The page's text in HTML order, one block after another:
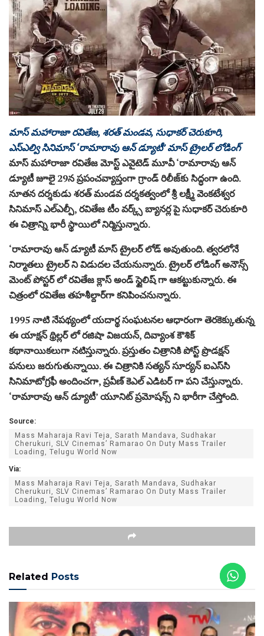
మాస్ మహారాజా రవితేజ, శరత్ మండవ, సుధాకర్ చెరుకూరి,
ఎస్ఎల్వి సినిమాస్ ‘రామారావు ఆన్ డ్యూటీ’ మాస్ ట్రైలర్ లోడింగ్
మాస్ మహారాజా రవితేజ మోస్ట్ ఎవైటెడ్ మూవీ ‘రామారావు ఆన్
డ్యూటీ జూలై 29న ప్రపంచవ్యాప్తంగా గ్రాండ్ రిలీజ్‌కు సిద్ధంగా ఉంది.
నూతన దర్శకుడు శరత్ మండవ దర్శకత్వంలో శ్రీ లక్ష్మీ వెంకటేశ్వర
సినిమాస్ ఎల్ఎల్పీ, రవితేజ టీం వర్క్స్ బ్యానర్ల పై సుధాకర్ చెరుకూరి
ఈ చిత్రాన్ని భారీ స్థాయిలో నిర్మిస్తున్నారు.
‘రామారావు ఆన్ డ్యూటీ మాస్ ట్రైలర్ లోడ్ అవుతుంది. త్వరలోనే
నిర్మాతలు ట్రైలర్ ని విడుదల చేయనున్నారు. ట్రైలర్ లోడింగ్ అనౌన్స్
మెంట్ పోస్టర్ లో రవితేజ క్లాస్ అండ్ స్టైలిష్ గా ఆకట్టుకున్నారు. ఈ
చిత్రంలో రవితేజ తహశీల్దార్‌గా కనిపించనున్నారు.
1995 నాటి నేపథ్యంలో యదార్థ సంఘటనల ఆధారంగా తెరకెక్కుతున్న
ఈ యాక్షన్ థ్రిల్లర్ లో రజిషా విజయన్, దివ్యాంశ కౌశిక్‌
కథానాయికలుగా నటిస్తున్నారు. ప్రస్తుతం చిత్రానికి పోస్ట్ ప్రొడక్షన్
పనులు జరుగుతున్నాయి. ఈ చిత్రానికి సత్యన్ సూర్యన్ ఐఎస్‌సి
సినిమాటోగ్రఫీ అందించగా, ప్రవీణ్ కెఎల్ ఎడిటర్ గా పని చేస్తున్నారు.
‘రామారావు ఆన్ డ్యూటీ’ యూనిట్ ప్రమోషన్స్ ని భారీగా చేస్తోంది.
Source:
Mass Maharaja Ravi Teja, Sarath Mandava, Sudhakar
Cherukuri, SLV Cinemas’ Ramarao On Duty Mass Trailer
Loading, Telugu World Now
Via:
Mass Maharaja Ravi Teja, Sarath Mandava, Sudhakar
Cherukuri, SLV Cinemas’ Ramarao On Duty Mass Trailer
Loading, Telugu World Now
Related Posts